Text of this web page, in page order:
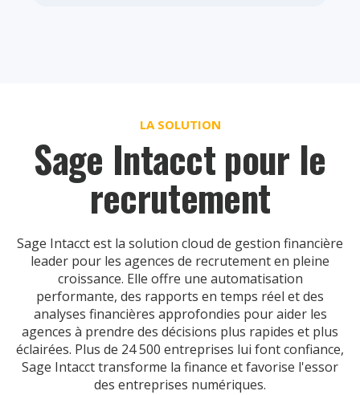
LA SOLUTION
Sage Intacct pour le
recrutement
Sage Intacct est la solution cloud de gestion financière
leader pour les agences de recrutement en pleine
croissance. Elle offre une automatisation
performante, des rapports en temps réel et des
analyses financières approfondies pour aider les
agences à prendre des décisions plus rapides et plus
éclairées. Plus de 24 500 entreprises lui font confiance,
Sage Intacct transforme la finance et favorise l'essor
des entreprises numériques.